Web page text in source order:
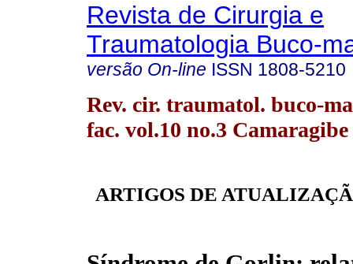
Revista de Cirurgia e
Traumatologia Buco-
versão On-line ISSN 1808-5210
Rev. cir. traumatol. buco-
fac. vol.10 no.3
ARTIGOS DE